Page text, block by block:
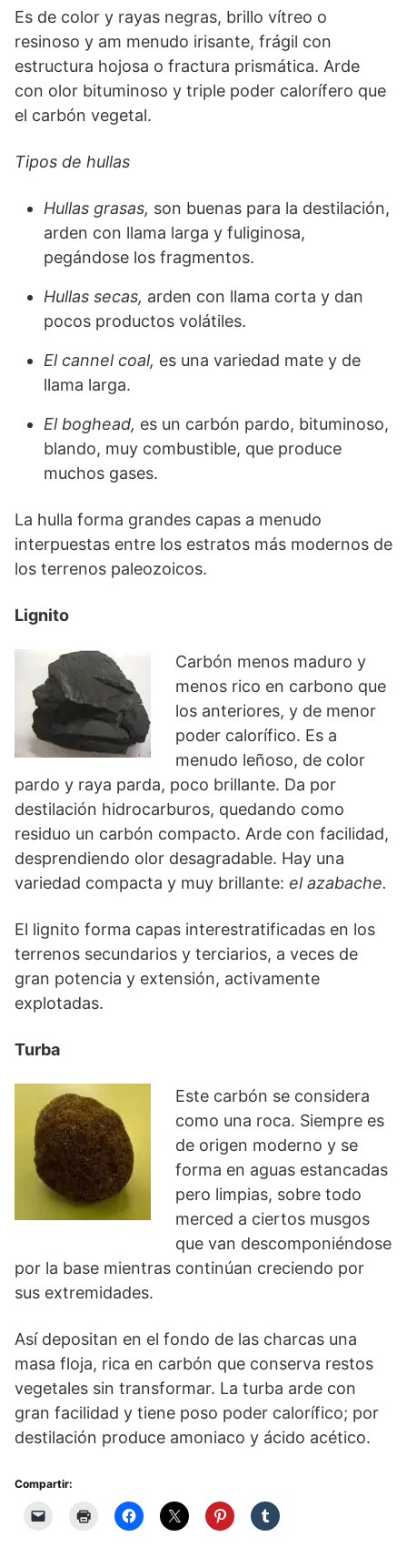
Es de color y rayas negras, brillo vítreo o
resinoso y am menudo irisante, frágil con
estructura hojosa o fractura prismática. Arde
con olor bituminoso y triple poder calorífero que
el carbón vegetal.
Tipos de hullas
Hullas grasas, son buenas para la destilación,
arden con llama larga y fuliginosa,
pegándose los fragmentos.
Hullas secas, arden con llama corta y dan
pocos productos volátiles.
El cannel coal, es una variedad mate y de
llama larga.
El boghead, es un carbón pardo, bituminoso,
blando, muy combustible, que produce
muchos gases.
La hulla forma grandes capas a menudo
interpuestas entre los estratos más modernos de
los terrenos paleozoicos.
Lignito
Carbón menos maduro y
menos rico en carbono que
los anteriores, y de menor
poder calorífico. Es a
menudo leñoso, de color
pardo y raya parda, poco brillante. Da por
destilación hidrocarburos, quedando como
residuo un carbón compacto. Arde con facilidad,
desprendiendo olor desagradable. Hay una
variedad compacta y muy brillante: el azabache.
El lignito forma capas interestratificadas en los
terrenos secundarios y terciarios, a veces de
gran potencia y extensión, activamente
explotadas.
Turba
Este carbón se considera
como una roca. Siempre es
de origen moderno y se
forma en aguas estancadas
pero limpias, sobre todo
merced a ciertos musgos
que van descomponiéndose
por la base mientras continúan creciendo por
sus extremidades.
Así depositan en el fondo de las charcas una
masa floja, rica en carbón que conserva restos
vegetales sin transformar. La turba arde con
gran facilidad y tiene poso poder calorífico; por
destilación produce amoniaco y ácido acético.
Compartir: